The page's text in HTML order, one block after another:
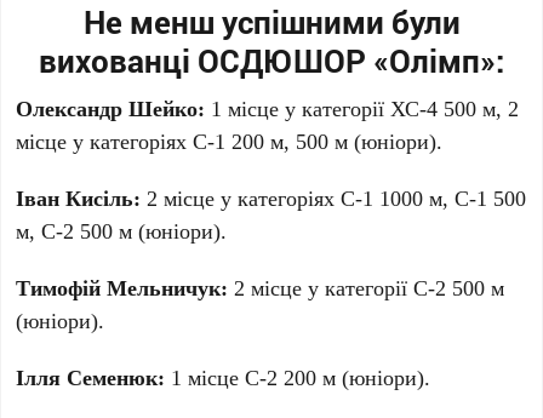
Не менш успішними були
вихованці ОСДЮШОР «Олімп»:
Олександр Шейко: 1 місце у категорії ХС-4 500 м, 2
місце у категоріях С-1 200 м, 500 м (юніори).
Іван Кисіль: 2 місце у категоріях С-1 1000 м, С-1 500
м, С-2 500 м (юніори).
Тимофій Мельничук: 2 місце у категорії С-2 500 м
(юніори).
Ілля Семенюк: 1 місце С-2 200 м (юніори).